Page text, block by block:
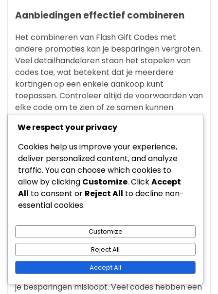
Aanbiedingen effectief combineren
Het combineren van Flash Gift Codes met
andere promoties kan je besparingen vergroten.
Veel detailhandelaren staan het stapelen van
codes toe, wat betekent dat je meerdere
kortingen op een enkele aankoop kunt
toepassen. Controleer altijd de voorwaarden van
elke code om te zien of ze samen kunnen
20% korting en een winkelbrede verkoop van
10%, kan het gebruik van beide leiden tot
aanzienlijke besparingen. Wees echter
voorzichtig, aangezien sommige
detailhandelaren het gebruik van meerdere
codes beperken, dus het is belangrijk om de
Vervaldatums bijhouden
Het bijhouden van vervaldatums voor Flash Gift
Codes is van vitaal belang om te voorkomen dat
je besparingen misloopt. Veel codes hebben een
We respect your privacy
Cookies help us improve your experience,
deliver personalized content, and analyze
traffic. You can choose which cookies to
allow by clicking Customize. ClickAccept
All to consent or Reject All to decline non-
essential cookies.
Customize
Reject All
Accept All